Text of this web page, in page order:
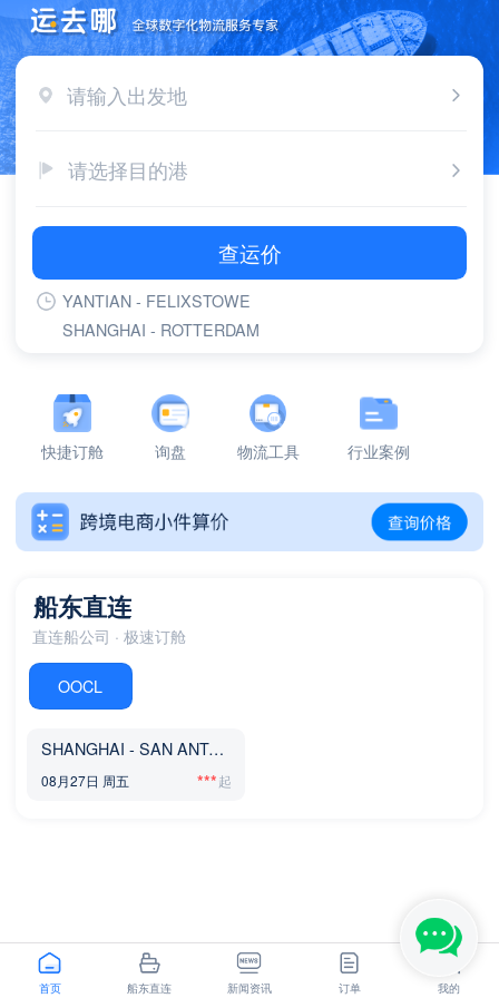
请输入出发地
请选择目的港
查运价
YANTIAN - FELIXSTOWE
SHANGHAI - ROTTERDAM
YANTIAN - LONG BEACH,CA
YANTIAN - LOS ANGELES,CA
SHANGHAI - LOS ANGELES,CA
NINGBO - GDANSK
快捷订舱 询盘 物流工具 行业案例
船东直连
直连船公司 · 极速订舱
OOCL
SHANGHAI - SAN ANTONIO
08月27日 周五 ***
首页 船东直连 新闻资讯 订单 我的